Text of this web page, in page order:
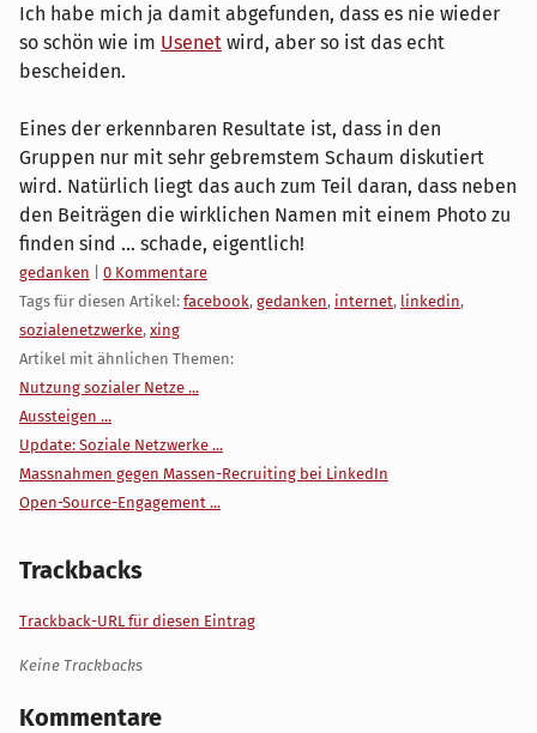
Ich habe mich ja damit abgefunden, dass es nie wieder
so schön wie im Usenet wird, aber so ist das echt
bescheiden.
Eines der erkennbaren Resultate ist, dass in den
Gruppen nur mit sehr gebremstem Schaum diskutiert
wird. Natürlich liegt das auch zum Teil daran, dass neben
den Beiträgen die wirklichen Namen mit einem Photo zu
finden sind ... schade, eigentlich!
Kategorien:
gedanken
0 Kommentare
Tags für diesen Artikel: facebook, gedanken, internet, linkedin,
sozialenetzwerke, xing
Artikel mit ähnlichen Themen:
Nutzung sozialer Netze ...
Aussteigen ...
Update: Soziale Netzwerke ...
Massnahmen gegen Massen-Recruiting bei LinkedIn
Open-Source-Engagement ...
Trackbacks
Trackback-URL für diesen Eintrag
Keine Trackbacks
Kommentare